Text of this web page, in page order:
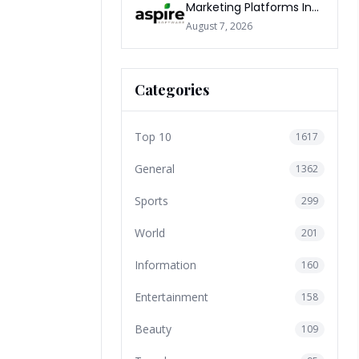
Marketing Platforms In
The World 2026
August 7, 2026
Categories
Top 10 1617
General 1362
Sports 299
World 201
Information 160
Entertainment 158
Beauty 109